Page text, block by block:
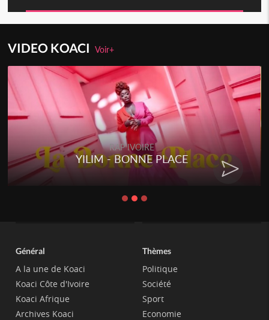
VIDEO KOACIVoir+
RAP IVOIRE
YILIM - BONNE PLACE
Général
A la une de Koaci
Koaci Côte d'Ivoire
Koaci Afrique
Archives Koaci
Thèmes
Politique
Société
Sport
Economie